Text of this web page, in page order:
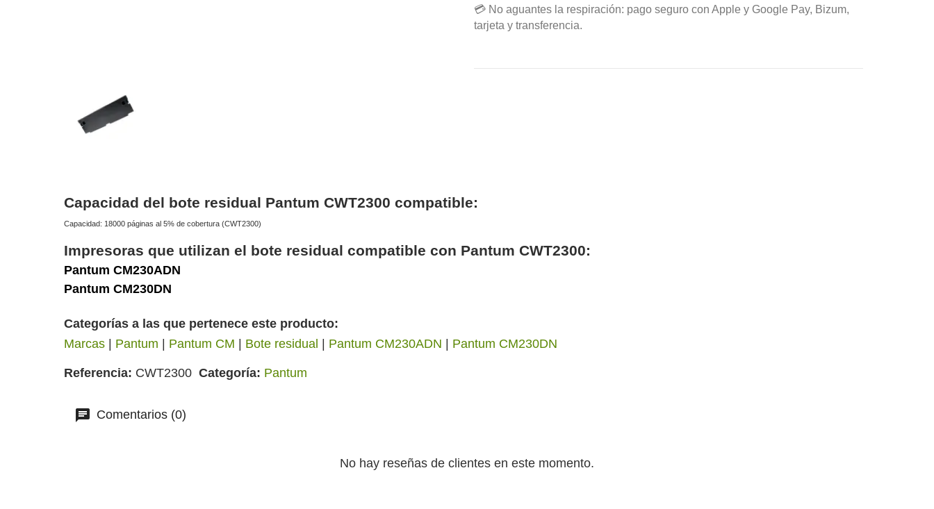
💳 No aguantes la respiración: pago seguro con Apple y Google Pay, Bizum,
tarjeta y transferencia.
Capacidad del bote residual Pantum CWT2300 compatible:
Capacidad: 18000 páginas al 5% de cobertura (CWT2300)
Impresoras que utilizan el bote residual compatible con Pantum CWT2300:
Pantum CM230ADN
Pantum CM230DN
Categorías a las que pertenece este producto:
Marcas
Pantum Pantum CM Bote residual Pantum CM230ADN Pantum CM230DN
Referencia CWT2300 Categoría Pantum
Comentarios (0)
No hay reseñas de clientes en este momento.